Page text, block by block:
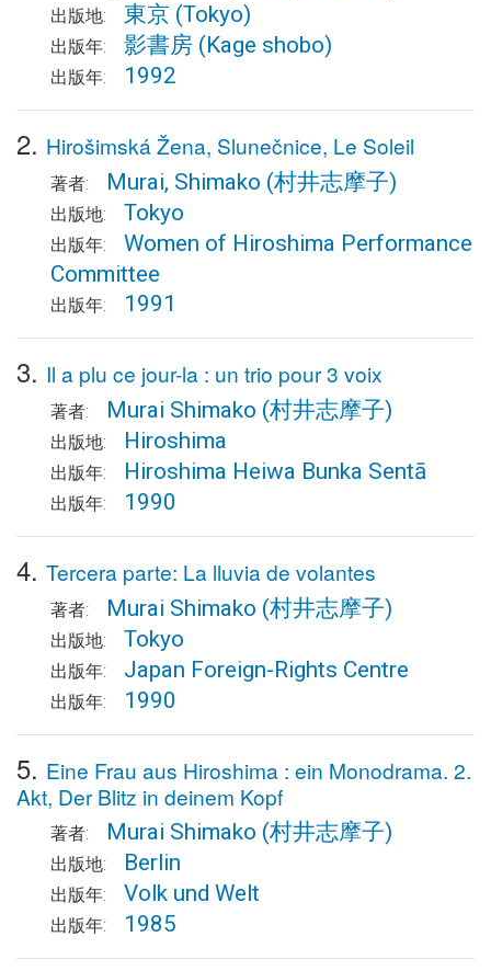
出版地: 東京 (Tokyo)
出版年: 影書房 (Kage shobo)
出版年: 1992
2. Hirošimská Žena, Slunečnice, Le Soleil
著者: Murai, Shimako (村井志摩子)
出版地: Tokyo
出版年:
Women of Hiroshima Performance
Committee
出版年: 1991
3. Il a plu ce jour-la : un trio pour 3 voix
著者: Murai Shimako (村井志摩子)
出版地: Hiroshima
出版年: Hiroshima Heiwa Bunka Sentā
出版年: 1990
4. Tercera parte: La lluvia de volantes
著者: Murai Shimako (村井志摩子)
出版地: Tokyo
出版年: Japan Foreign-Rights Centre
出版年: 1990
5. Eine Frau aus Hiroshima : ein Monodrama. 2.
Akt, Der Blitz in deinem Kopf
著者: Murai Shimako (村井志摩子)
出版地: Berlin
出版年: Volk und Welt
出版年: 1985